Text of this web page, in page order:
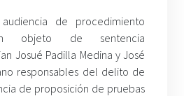
de procedimiento
objeto de sentencia
Josué Padilla Medina y José
responsables del delito de
de proposición de pruebas